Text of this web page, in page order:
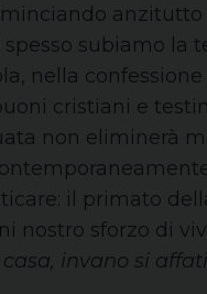
subiamo la
nella
cristiani e
non eliminerà
il primato
nostro sforzo di
invano si